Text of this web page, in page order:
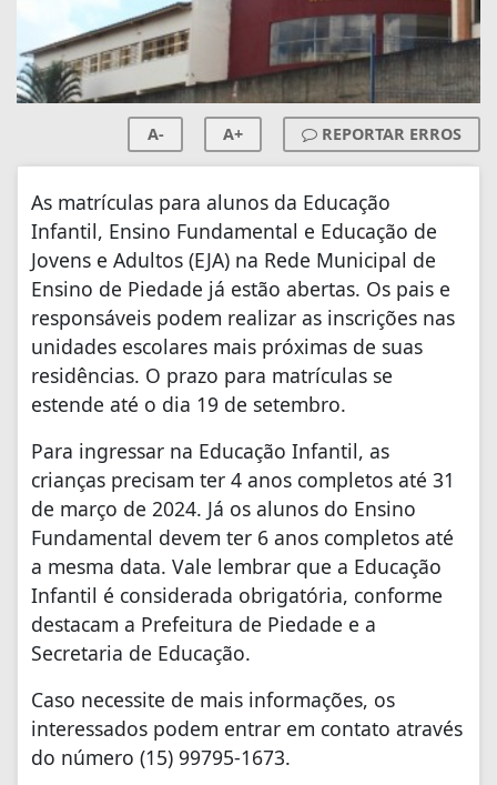
A- A+ REPORTAR ERROS
As matrículas para alunos da Educação
Infantil, Ensino Fundamental e Educação de
Jovens e Adultos (EJA) na Rede Municipal de
Ensino de Piedade já estão abertas. Os pais e
responsáveis podem realizar as inscrições nas
unidades escolares mais próximas de suas
residências. O prazo para matrículas se
estende até o dia 19 de setembro.
Para ingressar na Educação Infantil, as
crianças precisam ter 4 anos completos até 31
de março de 2024. Já os alunos do Ensino
Fundamental devem ter 6 anos completos até
a mesma data. Vale lembrar que a Educação
Infantil é considerada obrigatória, conforme
destacam a Prefeitura de Piedade e a
Secretaria de Educação.
Caso necessite de mais informações, os
interessados podem entrar em contato através
do número (15) 99795-1673.